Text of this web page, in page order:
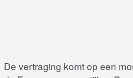
De vertraging komt op een